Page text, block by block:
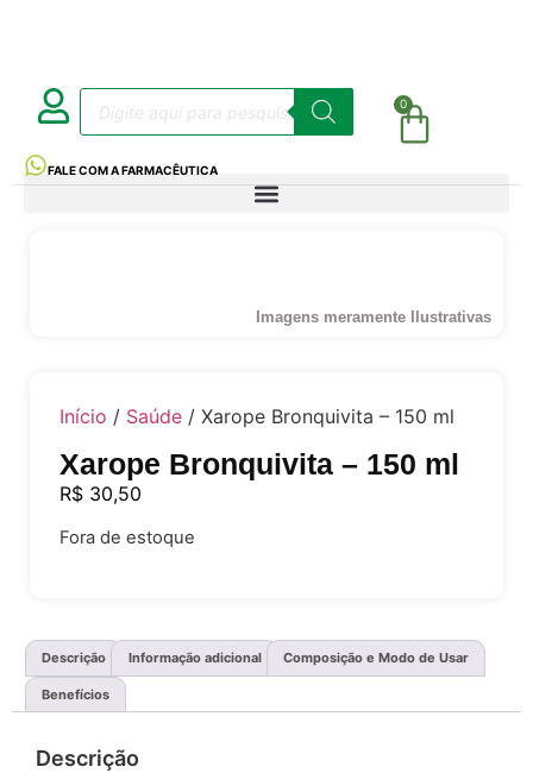
0
FALE COM A FARMACÊUTICA
Imagens meramente Ilustrativas
Início / Saúde / Xarope Bronquivita – 150 ml
Xarope Bronquivita – 150 ml
R$ 30,50
Fora de estoque
Descrição Informação adicional Composição e Modo de Usar
Benefícios
Descrição